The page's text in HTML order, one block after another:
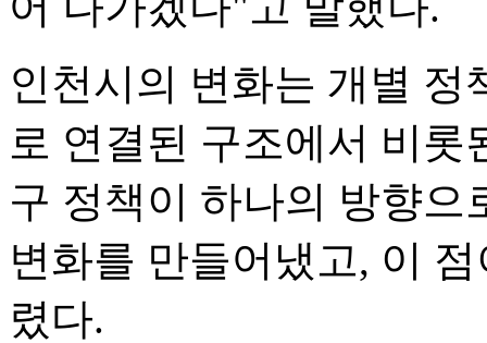
인천시의 변화는 개별
로 연결된 구조에서 비롯
구 정책이 하나의 방향으
변화를 만들어냈고, 이
렸다.